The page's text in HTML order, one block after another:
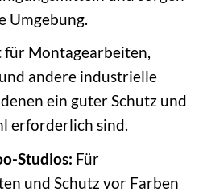
Umgebung.
für Montagearbeiten,
andere industrielle
ein guter Schutz und
erforderlich sind.
Studios: Für
und Schutz vor Farben